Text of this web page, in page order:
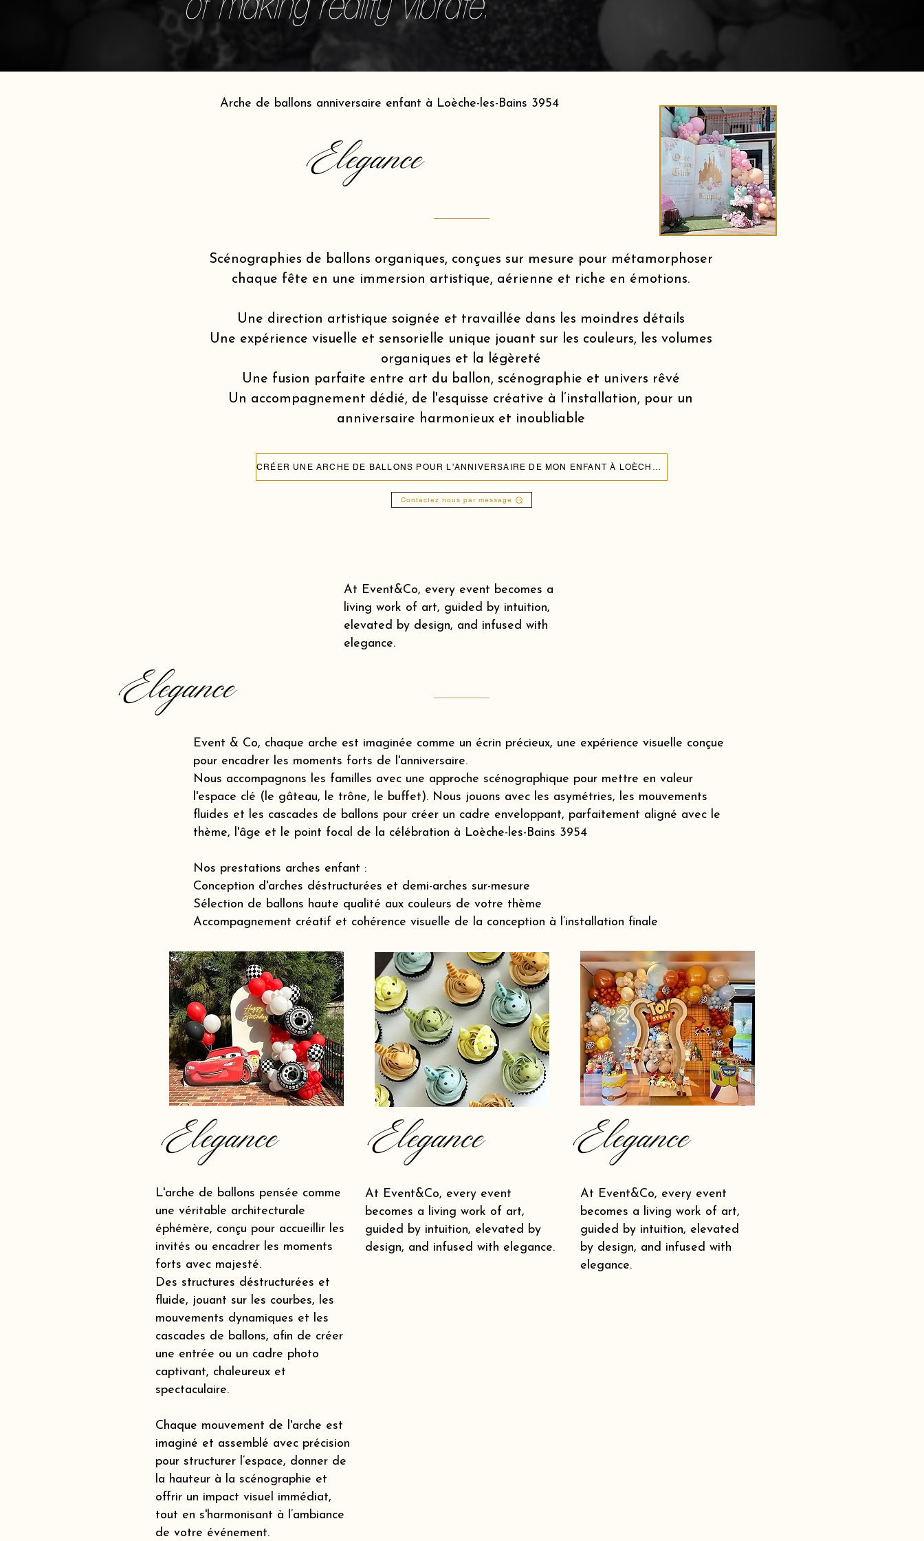
Arche de ballons anniversaire enfant à Loèche-les-Bains 3954
Elegance
Scénographies de ballons organiques, conçues sur mesure pour métamorphoser
chaque fête en une immersion artistique, aérienne et riche en émotions.
Une direction artistique soignée et travaillée dans les moindres détails
Une expérience visuelle et sensorielle unique jouant sur les couleurs, les volumes
organiques et la légèreté
Une fusion parfaite entre art du ballon, scénographie et univers rêvé
Un accompagnement dédié, de l'esquisse créative à l’installation, pour un
anniversaire harmonieux et inoubliable
CRÉER UNE ARCHE DE BALLONS POUR L'ANNIVERSAIRE DE MON ENFANT À LOÈCHE-LES-BAINS 3954
Contactez nous par message
At Event&Co, every event becomes a
living work of art, guided by intuition,
elevated by design, and infused with
elegance.
Elegance
Event & Co, chaque arche est imaginée comme un écrin précieux, une expérience visuelle conçue
pour encadrer les moments forts de l'anniversaire.
Nous accompagnons les familles avec une approche scénographique pour mettre en valeur
l'espace clé (le gâteau, le trône, le buffet). Nous jouons avec les asymétries, les mouvements
fluides et les cascades de ballons pour créer un cadre enveloppant, parfaitement aligné avec le
thème, l'âge et le point focal de la célébration à Loèche-les-Bains 3954
Nos prestations arches enfant :
Conception d'arches déstructurées et demi-arches sur-mesure
Sélection de ballons haute qualité aux couleurs de votre thème
Accompagnement créatif et cohérence visuelle de la conception à l’installation finale
Elegance
L'arche de ballons pensée comme
une véritable architecturale
éphémère, conçu pour accueillir les
invités ou encadrer les moments
forts avec majesté.
Des structures déstructurées et
fluide, jouant sur les courbes, les
mouvements dynamiques et les
cascades de ballons, afin de créer
une entrée ou un cadre photo
captivant, chaleureux et
spectaculaire.
Chaque mouvement de l'arche est
imaginé et assemblé avec précision
pour structurer l’espace, donner de
la hauteur à la scénographie et
offrir un impact visuel immédiat,
tout en s'harmonisant à l’ambiance
de votre événement.
Elegance
At Event&Co, every event
becomes a living work of art,
guided by intuition, elevated by
design, and infused with elegance.
Elegance
At Event&Co, every event
becomes a living work of art,
guided by intuition, elevated
by design, and infused with
elegance.